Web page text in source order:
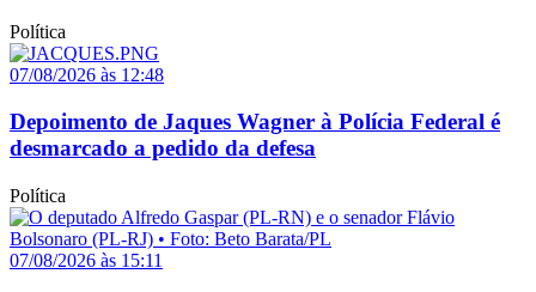
Política
07/08/2026 às 12:48
Depoimento de Jaques Wagner à Polícia Federal é
desmarcado a pedido da defesa
Política
07/08/2026 às 15:11